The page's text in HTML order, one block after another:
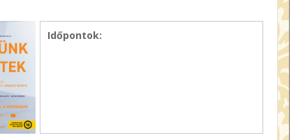
Időpontok: